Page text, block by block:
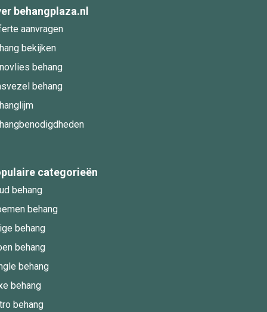
behangplaza.nl
aanvragen
bekijken
behang
behang
categorieën
behang
behang
behang
behang
behang
behang
behang